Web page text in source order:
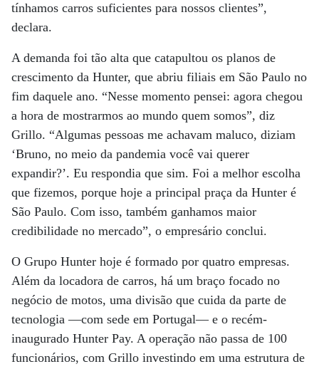
tínhamos carros suficientes para nossos clientes”,
declara.
A demanda foi tão alta que catapultou os planos de
crescimento da Hunter, que abriu filiais em São Paulo no
fim daquele ano. “Nesse momento pensei: agora chegou
a hora de mostrarmos ao mundo quem somos”, diz
Grillo. “Algumas pessoas me achavam maluco, diziam
‘Bruno, no meio da pandemia você vai querer
expandir?’. Eu respondia que sim. Foi a melhor escolha
que fizemos, porque hoje a principal praça da Hunter é
São Paulo. Com isso, também ganhamos maior
credibilidade no mercado”, o empresário conclui.
O Grupo Hunter hoje é formado por quatro empresas.
Além da locadora de carros, há um braço focado no
negócio de motos, uma divisão que cuida da parte de
tecnologia —com sede em Portugal— e o recém-
inaugurado Hunter Pay. A operação não passa de 100
funcionários, com Grillo investindo em uma estrutura de